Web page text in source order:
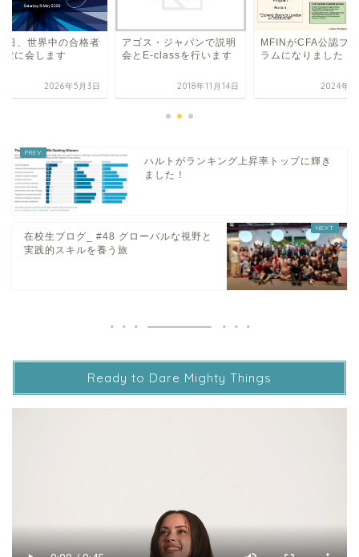
日、世界中の合格者
堂に会します
2026年5月3日
アゴス・ジャパンで説明
会とE-classを行います
2018年11月14日
MFINがCFA公認プ
ラムになりました！
2024年8
ハルトがランキング上昇率トップに輝き
ました！
在校生ブログ_ #48 グローバルな視野と
実践的スキルを養う旅
Ready to Dare Mighty Things